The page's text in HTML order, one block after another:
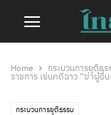
Home กระบวนการยุติธร
ราชการ เซ่นคดีฉาว “ฆ่าผู้อื่
กระบวนการยุติธรรม